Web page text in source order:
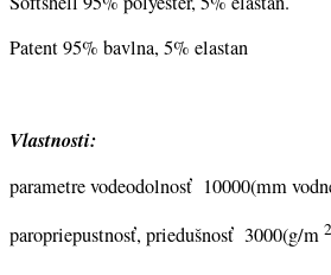
Patent 95% bavlna, 5% elastan
Vlastnosti:
parametre vodeodolnosť 10000(mm
paropriepustnosť, priedušnosť 3000(g/m 2